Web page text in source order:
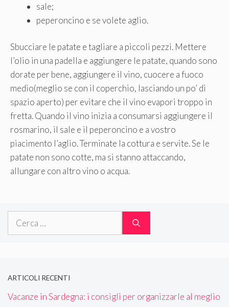
sale;
peperoncino e se volete aglio.
Sbucciare le patate e tagliare a piccoli pezzi. Mettere
l’olio in una padella e aggiungere le patate, quando sono
dorate per bene, aggiungere il vino, cuocere a fuoco
medio(meglio se con il coperchio, lasciando un po’ di
spazio aperto) per evitare che il vino evapori troppo in
fretta. Quando il vino inizia a consumarsi aggiungere il
rosmarino, il sale e il peperoncino e a vostro
piacimento l’aglio. Terminate la cottura e servite. Se le
patate non sono cotte, ma si stanno attaccando,
allungare con altro vino o acqua.
Ricerca
ARTICOLI RECENTI
Vacanze in Sardegna: i consigli per organizzarle al meglio